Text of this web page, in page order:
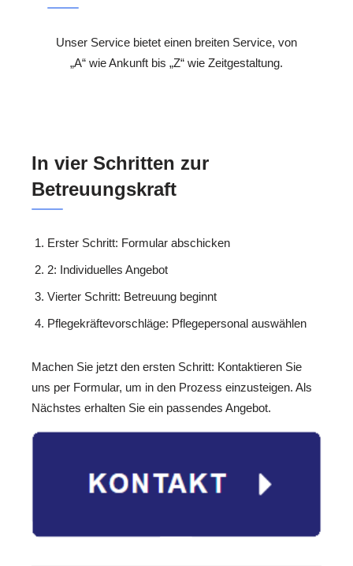
Unser Service bietet einen breiten Service, von
„A“ wie Ankunft bis „Z“ wie Zeitgestaltung.
In vier Schritten zur
Betreuungskraft
Erster Schritt: Formular abschicken
2: Individuelles Angebot
Vierter Schritt: Betreuung beginnt
Pflegekräftevorschläge: Pflegepersonal auswählen
Machen Sie jetzt den ersten Schritt: Kontaktieren Sie
uns per Formular, um in den Prozess einzusteigen. Als
Nächstes erhalten Sie ein passendes Angebot.